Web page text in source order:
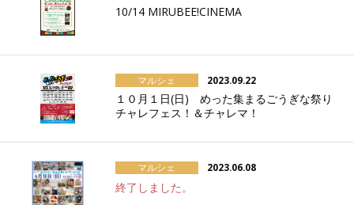
10/14 MIRUBEE!CINEMA
マルシェ 2023.09.22
１０月１日(日) めった集まるごうぎな祭り
チャレフェス！＆チャレマ！
マルシェ 2023.06.08
終了しました。